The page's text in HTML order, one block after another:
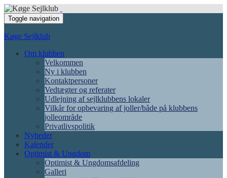
Toggle navigation
Køge Sejlklub
Om klubben
Velkommen
Ny i klubben
Kontaktpersoner
Vedtægter og referater
Udlejning af sejlklubbens lokaler
Vilkår for opbevaring af joller/både på klubbens
jolleområde
Privatlivspolitik
Nyheder
Kalender
Optimist & Ungdom
Optimist & Ungdomsafdeling
Galleri